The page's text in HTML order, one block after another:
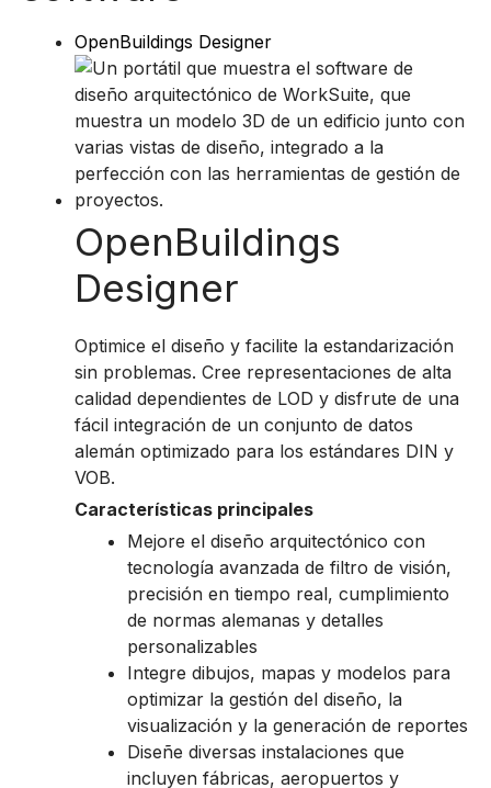
OpenBuildings Designer
OpenBuildings
Designer
Optimice el diseño y facilite la estandarización
sin problemas. Cree representaciones de alta
calidad dependientes de LOD y disfrute de una
fácil integración de un conjunto de datos
alemán optimizado para los estándares DIN y
VOB.
Características principales
Mejore el diseño arquitectónico con
tecnología avanzada de filtro de visión,
precisión en tiempo real, cumplimiento
de normas alemanas y detalles
personalizables
Integre dibujos, mapas y modelos para
optimizar la gestión del diseño, la
visualización y la generación de reportes
Diseñe diversas instalaciones que
incluyen fábricas, aeropuertos y